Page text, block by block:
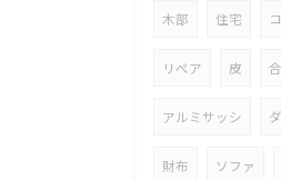
木部 住宅
リペア 皮
アルミサッシ
財布 ソファ